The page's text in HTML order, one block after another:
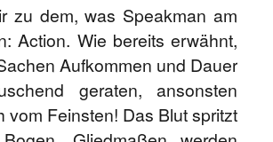
zu dem, was Speakman am
Action. Wie bereits erwähnt,
Aufkommen und Dauer
geraten, ansonsten
vom Feinsten! Das Blut spritzt